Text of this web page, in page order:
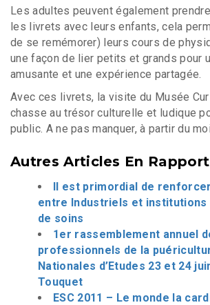
Les adultes peuvent également
les livrets avec leurs enfants, cela
de se remémorer) leurs cours de
une façon de lier petits et grands pour
amusante et une expérience partagée.
Avec ces livrets, la visite du Musée
chasse au trésor culturelle et ludique
public. A ne pas manquer, à partir du
Autres Articles En
Il est primordial de
entre Industriels et
de soins
1er rassemblement annuel
professionnels de la
Nationales d’Etudes 23 et 24
Touquet
ESC 2011 – Le monde la